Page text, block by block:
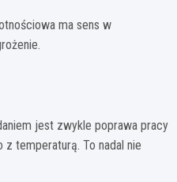
ma sens w
jest zwykle poprawa pracy
temperaturą. To nadal nie